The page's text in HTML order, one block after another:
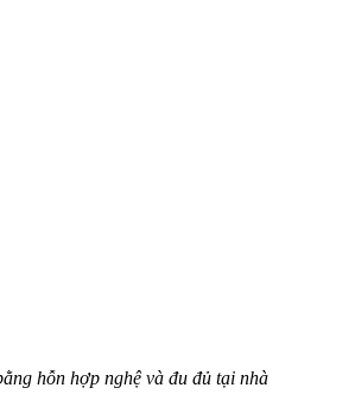
hỗn hợp nghệ và đu đủ tại nhà